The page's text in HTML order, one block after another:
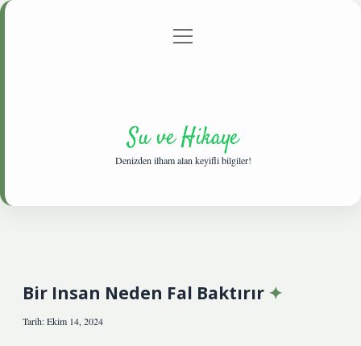
Gizlilik Politikası
menüyü
Su ve Hikaye
Denizden ilham alan keyifli bilgiler!
Bir Insan Neden Fal Baktırır
Tarih: Ekim 14, 2024